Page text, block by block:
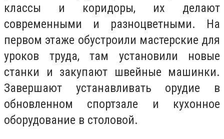
классы и коридоры, их делают
современными и разноцветными. На
первом этаже обустроили мастерские для
уроков труда, там установили новые
станки и закупают швейные машинки.
Завершают устанавливать орудие в
обновленном спортзале и кухонное
оборудование в столовой.